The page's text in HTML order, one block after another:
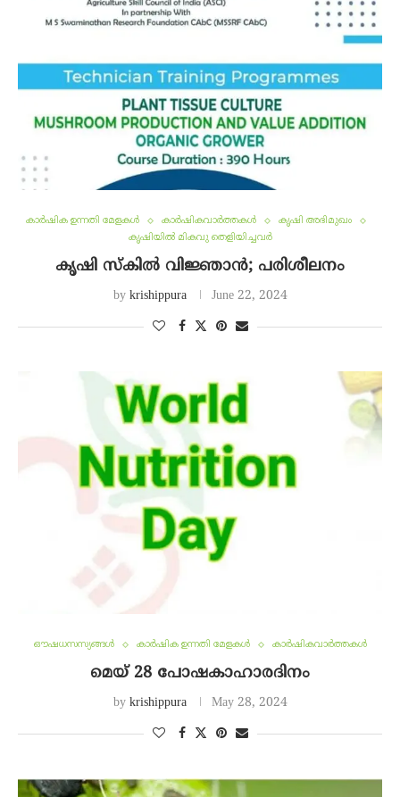
കാർഷിക ഉന്നതി മേളകൾ കാർഷികവാർത്തകൾ
കൃഷി അഭിമുഖം
കൃഷിയിൽ മികവു തെളിയിച്ചവർ
കൃഷി സ്‌കില്‍ വിജ്ഞാന്‍; പരിശീലനം
by krishippura June 22, 2024
ഔഷധസസ്യങ്ങൾ കാർഷിക ഉന്നതി മേളകൾ കാർഷികവാർത്തകൾ
മെയ്‌ 28 പോഷകാഹാരദിനം
by krishippura May 28, 2024